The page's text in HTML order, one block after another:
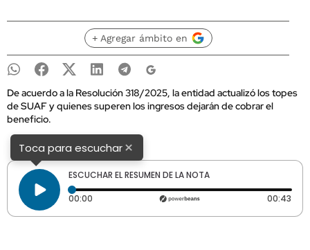
+ Agregar ámbito en
De acuerdo a la Resolución 318/2025, la entidad actualizó los topes
de SUAF y quienes superen los ingresos dejarán de cobrar el
beneficio.
Toca para escuchar×
ESCUCHAR EL RESUMEN DE LA NOTA
00:00 Tiempo transcurrido: 0 segundos 00:43